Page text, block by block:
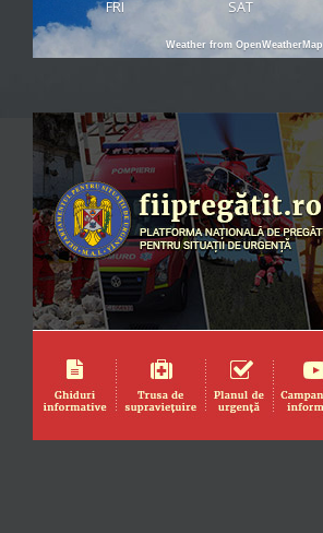
FRI SAT
Weather from OpenWeatherMap